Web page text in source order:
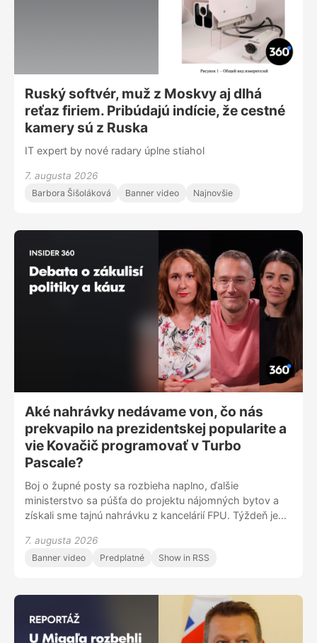
Ruský softvér, muž z Moskvy aj dlhá
reťaz firiem. Pribúdajú indície, že cestné
kamery sú z Ruska
IT expert by nové radary úplne stiahol
7. augusta 2026
Barbora Šišoláková Banner video Najnovšie
Aké nahrávky nedávame von, čo nás
prekvapilo na prezidentskej popularite a
vie Kovačič programovať v Turbo
Pascale?
Boj o župné posty sa rozbieha naplno, ďalšie
ministerstvo sa púšťa do projektu nájomných bytov a
získali sme tajnú nahrávku z kancelárií FPU. Týždeň je
Insider 360, v ktorej sa budeme kolegiálne rozprávať o
tom, čo sme zažili vo svete politiky a káuz a ako nad
7. augusta 2026
Banner video Predplatné Show in RSS